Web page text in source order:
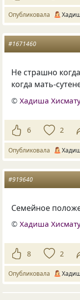
Опубликовала
#1671460
Не страшно
когда мать-
©Хадиша
6 2
Опубликовала
#919640
Семейное
©Хадиша
8 2
Опубликовала